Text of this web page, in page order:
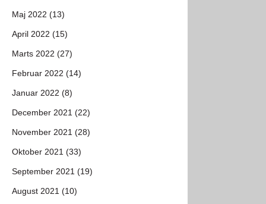
Maj 2022 (13)
April 2022 (15)
Marts 2022 (27)
Februar 2022 (14)
Januar 2022 (8)
December 2021 (22)
November 2021 (28)
Oktober 2021 (33)
September 2021 (19)
August 2021 (10)